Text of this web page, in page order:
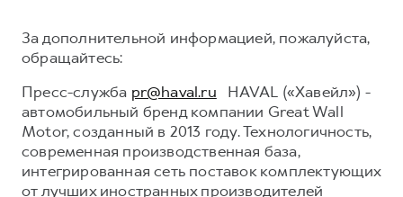
За дополнительной информацией, пожалуйста,
обращайтесь:
Пресс-служба pr@haval.ru HAVAL («Хавейл») -
автомобильный бренд компании Great Wall
Motor, созданный в 2013 году. Технологичность,
современная производственная база,
интегрированная сеть поставок комплектующих
от лучших иностранных производителей